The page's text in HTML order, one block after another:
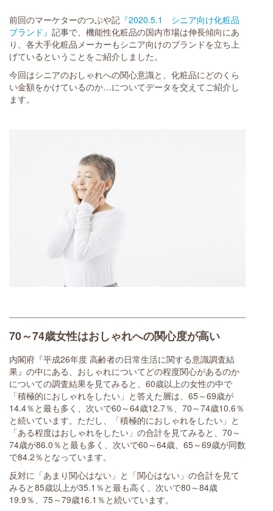
前回のマーケターのつぶや記 『2020.5.1 シニア向け化粧品
ブランド』 記事で、機能性化粧品の国内市場は伸長傾向にあ
り、各大手化粧品メーカーもシニア向けのブランドを立ち上
げているということをご紹介しました。
今回はシニアのおしゃれへの関心意識と、化粧品にどのくら
い金額をかけているのか…についてデータを交えてご紹介し
ます。
70～74歳女性はおしゃれへの関心度が高い
内閣府『平成26年度 高齢者の日常生活に関する意識調査結
果』の中にある、おしゃれについてどの程度関心があるのか
についての調査結果を見てみると、60歳以上の女性の中で
「積極的におしゃれをしたい」と答えた層は、65～69歳が
14.4％と最も多く、次いで60～64歳12.7％、70～74歳10.6％
と続いています。ただし、「積極的におしゃれをしたい」と
「ある程度はおしゃれをしたい」の合計を見てみると、70～
74歳が86.0％と最も多く、次いで60～64歳、65～69歳が同数
で84.2％となっています。
反対に「あまり関心はない」と「関心はない」の合計を見て
みると85歳以上が35.1％と最も高く、次いで80～84歳
19.9％、75～79歳16.1％と続いています。